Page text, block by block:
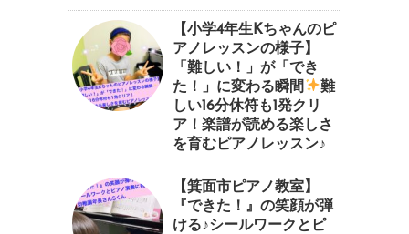
【小学4年生Kちゃんのピ
アノレッスンの様子】
「難しい！」が「でき
た！」に変わる瞬間
⁠難
しい16分休符も1発クリ
ア！楽譜が読める楽しさ
を育むピアノレッスン♪⁠
【箕面市ピアノ教室】
『できた！』の笑顔が弾
ける♪シールワークとピ